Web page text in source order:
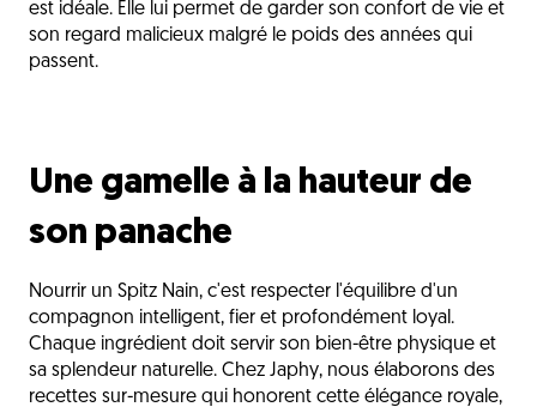
est idéale. Elle lui permet de garder son confort de vie et
son regard malicieux malgré le poids des années qui
passent.
Une gamelle à la hauteur de
son panache
Nourrir un Spitz Nain, c'est respecter l'équilibre d'un
compagnon intelligent, fier et profondément loyal.
Chaque ingrédient doit servir son bien-être physique et
sa splendeur naturelle. Chez Japhy, nous élaborons des
recettes sur-mesure qui honorent cette élégance royale,